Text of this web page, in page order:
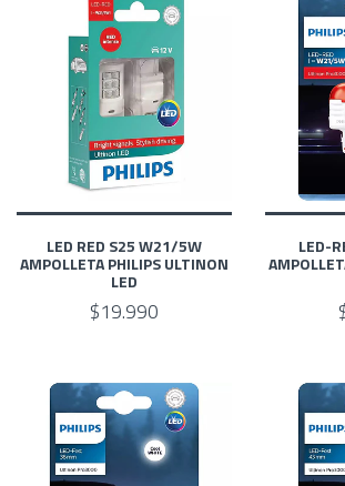
LED RED S25 W21/5W
AMPOLLETA PHILIPS ULTINON
LED
$19.990
LED-